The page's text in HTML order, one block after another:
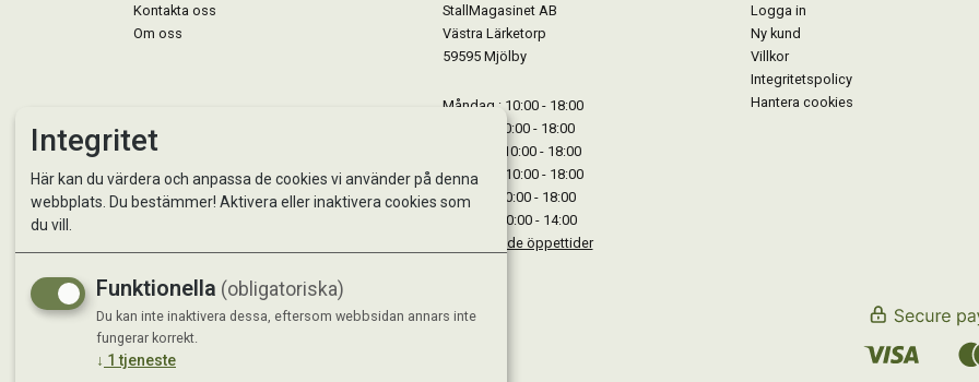
Kontakta oss
Om oss
StallMagasinet AB
Västra Lärketorp
59595 Mjölby
Måndag : 10:00 - 18:00
Tisdag : 10:00 - 18:00
Onsdag : 10:00 - 18:00
Torsdag : 10:00 - 18:00
Fredag : 10:00 - 18:00
Lördag : 10:00 - 14:00
Se avvikande öppettider
Logga in
Ny kund
Villkor
Integritetspolicy
Hantera cookies
Integritet
Här kan du värdera och anpassa de cookies vi använder på denna
webbplats. Du bestämmer! Aktivera eller inaktivera cookies som
du vill.
Funktionella (obligatoriska)
Du kan inte inaktivera dessa, eftersom webbsidan annars inte
fungerar korrekt.
↓ 1 tjeneste